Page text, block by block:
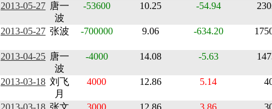
2013-05-27 唐一
波
-53600 10.25 -54.94
2013-05-27 张波 -700000 9.06 -634.20
2013-04-25 唐一
波
-4000 14.08 -5.63
2013-03-18 刘飞
月
4000 12.86 5.14
2013-03-18 张文
3000 12.86 3.86